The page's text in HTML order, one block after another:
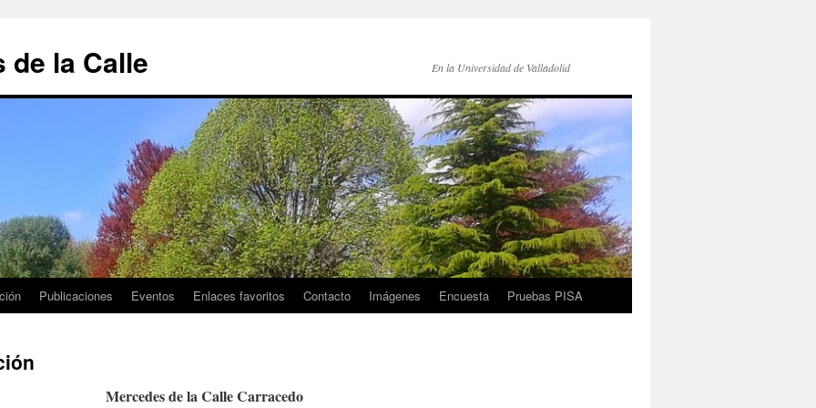
de la Calle En la Universidad de Valladolid
Publicaciones Eventos Enlaces favoritos Contacto Imágenes Encuesta Pruebas PISA
Mercedes de la Calle Carracedo